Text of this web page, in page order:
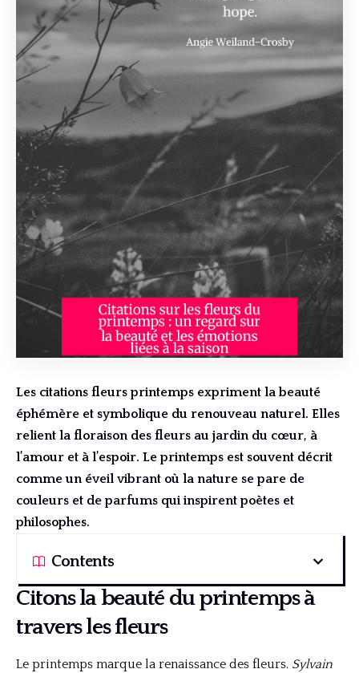
Les citations fleurs printemps expriment la beauté
éphémère et symbolique du renouveau naturel. Elles
relient la floraison des fleurs au jardin du cœur, à
l’amour et à l’espoir. Le printemps est souvent décrit
comme un éveil vibrant où la nature se pare de
couleurs et de parfums qui inspirent poètes et
philosophes.
Contents
Citons la beauté du printemps à
travers les fleurs
Le printemps marque la renaissance des fleurs. Sylvain